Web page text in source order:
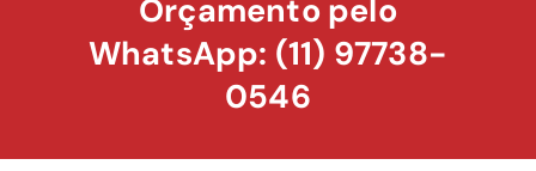
Orçamento pelo
WhatsApp: (11) 97738-
0546